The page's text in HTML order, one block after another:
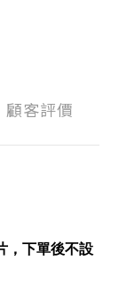
顧客評價
，下單後不設